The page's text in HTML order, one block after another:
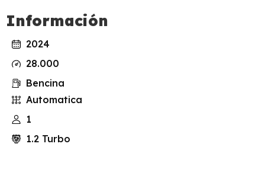
Información
2024
28.000
Bencina
Automatica
1
1.2 Turbo